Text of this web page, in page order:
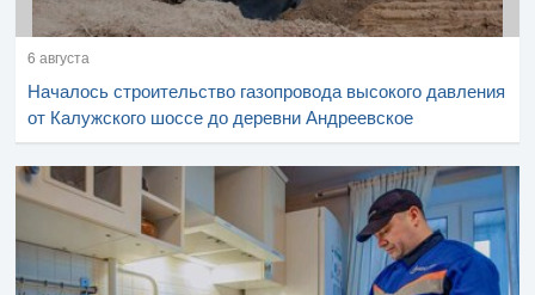
6 августа
Началось строительство газопровода высокого давления
от Калужского шоссе до деревни Андреевское